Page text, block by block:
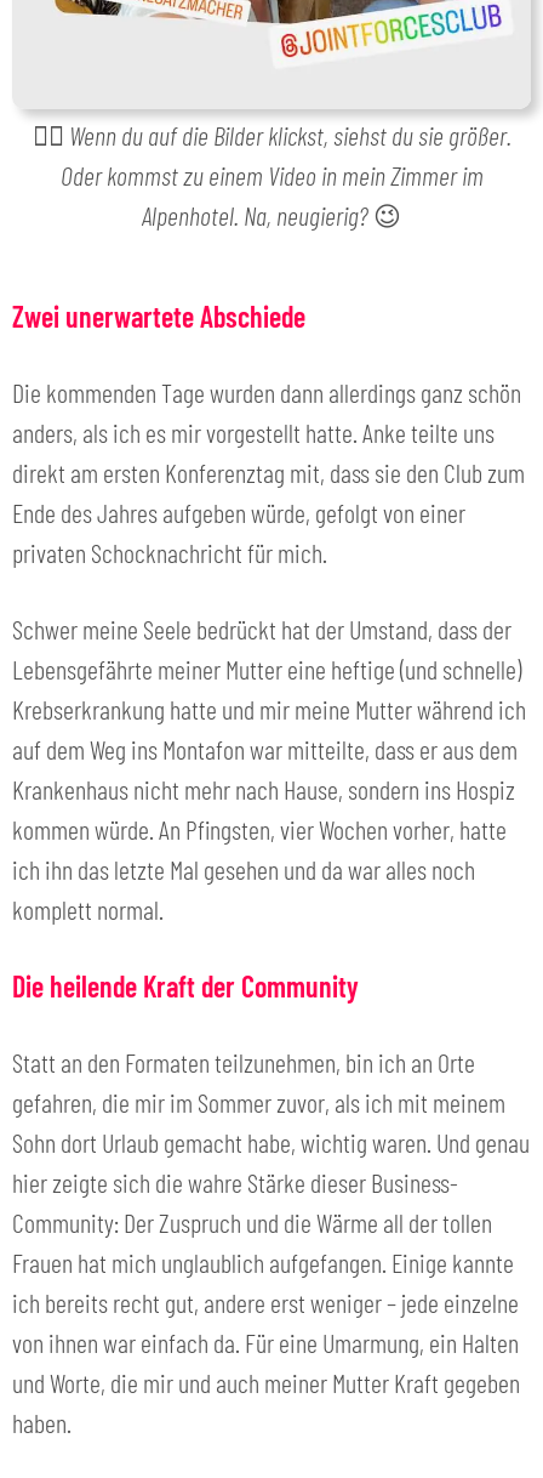
👉🏻 Wenn du auf die Bilder klickst, siehst du sie größer.
Oder kommst zu einem Video in mein Zimmer im
Alpenhotel. Na, neugierig? 😉
Zwei unerwartete Abschiede
Die kommenden Tage wurden dann allerdings ganz schön
anders, als ich es mir vorgestellt hatte. Anke teilte uns
direkt am ersten Konferenztag mit, dass sie den Club zum
Ende des Jahres aufgeben würde, gefolgt von einer
privaten Schocknachricht für mich.
Schwer meine Seele bedrückt hat der Umstand, dass der
Lebensgefährte meiner Mutter eine heftige (und schnelle)
Krebserkrankung hatte und mir meine Mutter während ich
auf dem Weg ins Montafon war mitteilte, dass er aus dem
Krankenhaus nicht mehr nach Hause, sondern ins Hospiz
kommen würde. An Pfingsten, vier Wochen vorher, hatte
ich ihn das letzte Mal gesehen und da war alles noch
komplett normal.
Die heilende Kraft der Community
Statt an den Formaten teilzunehmen, bin ich an Orte
gefahren, die mir im Sommer zuvor, als ich mit meinem
Sohn dort Urlaub gemacht habe, wichtig waren. Und genau
hier zeigte sich die wahre Stärke dieser Business-
Community: Der Zuspruch und die Wärme all der tollen
Frauen hat mich unglaublich aufgefangen. Einige kannte
ich bereits recht gut, andere erst weniger – jede einzelne
von ihnen war einfach da. Für eine Umarmung, ein Halten
und Worte, die mir und auch meiner Mutter Kraft gegeben
haben.